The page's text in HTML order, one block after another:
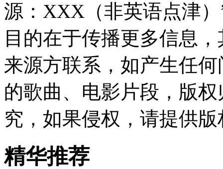
源：XXX（非英语点津
目的在于传播更多信息
来源方联系，如产生任
的歌曲、电影片段，版
究，如果侵权，请提供
精华推荐